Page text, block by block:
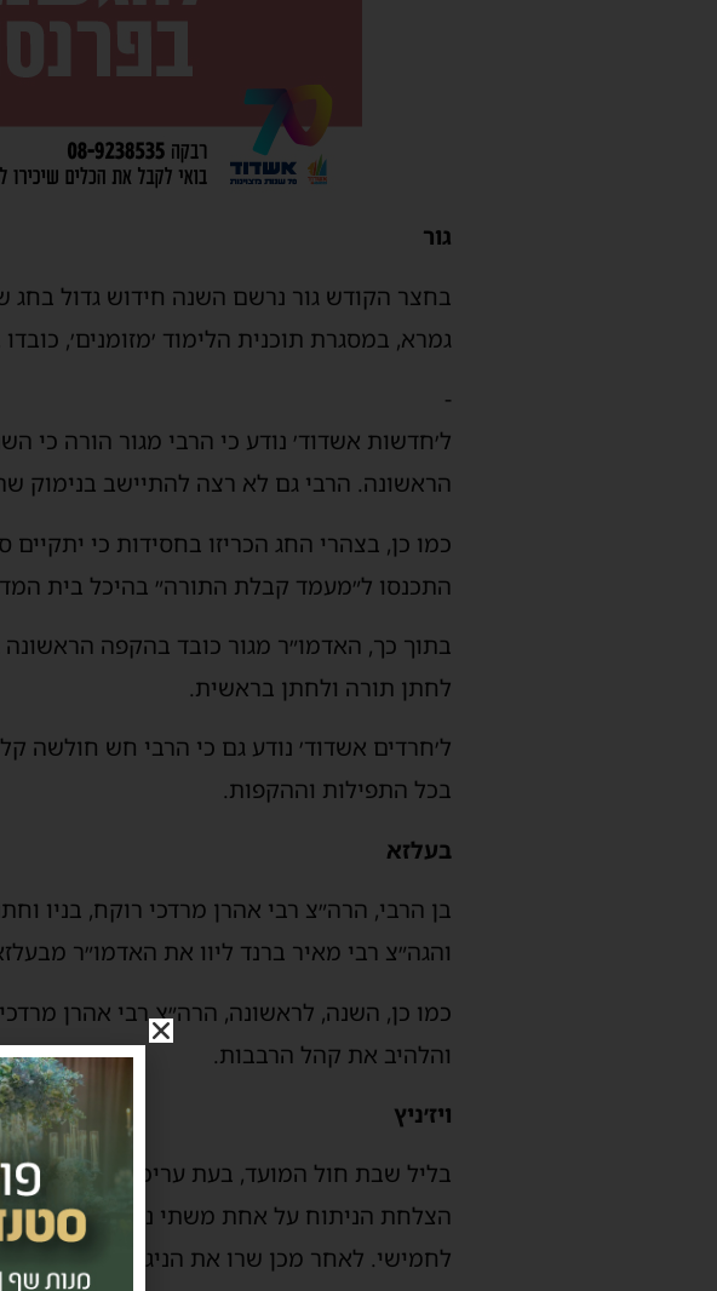
גור
גמרא, במסגרת תוכנית הלימוד ׳מזומנים׳,
-
ל׳חדשות אשדוד׳ נודע כי הרבי מגור הורה כי
הראשונה. הרבי גם לא רצה להתיישב בנימוק
כמו כן, בצהרי החג הכריזו בחסידות כי
התכנסו ל״מעמד קבלת התורה״ בהיכל בית
בתוך כך, האדמו״ר מגור כובד בהקפה
לחתן תורה ולחתן בראשית.
ל׳חרדים אשדוד׳ נודע גם כי הרבי חש
בכל התפילות וההקפות.
בעלזא
בן הרבי, הרה״צ רבי אהרן מרדכי רוקח, בניו
והגה״צ רבי מאיר ברנד ליוו את האדמו״ר
כמו כן, השנה, לראשונה, הרה״צ רבי אהרן
והלהיב את קהל הרבבות.
ויז׳ניץ
בליל שבת חול המועד, בעת עריכת השולחן
הצלחת הניתוח על אחת משתי נכדותיו
לחמישי. לאחר מכן שרו את הניגון ״שבת היא